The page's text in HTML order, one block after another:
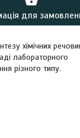
для
хімічних
лабораторного
різного типу.